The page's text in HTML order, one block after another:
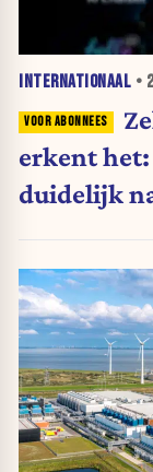
INTERNATIONAAL •
erkent het:
duidelijk